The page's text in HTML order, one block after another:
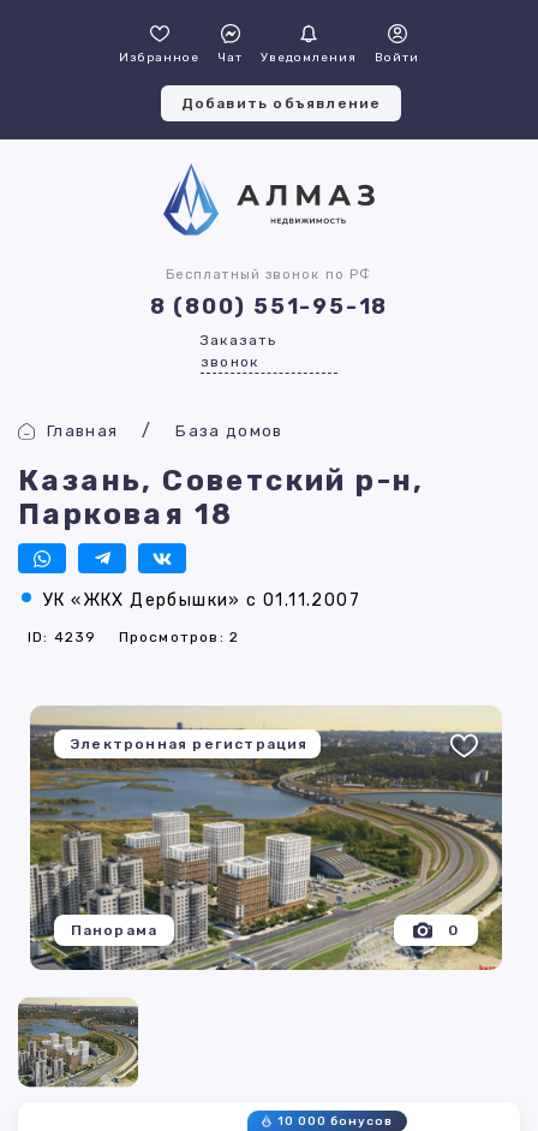
Избранное Чат Уведомления Войти
Добавить объявление
Бесплатный звонок по РФ
8 (800) 551-95-18
Заказать
звонок
Главная База домов
Казань, Советский р-н,
Парковая 18
УК «ЖКХ Дербышки» с 01.11.2007
ID: 4239 Просмотров: 2
Электронная регистрация
0
Панорама
10 000 бонусов